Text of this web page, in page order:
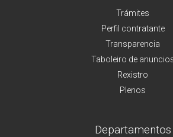
Trámites
Perfil contratante
Transparencia
Taboleiro de
Rexistro
Plenos
Departamentos